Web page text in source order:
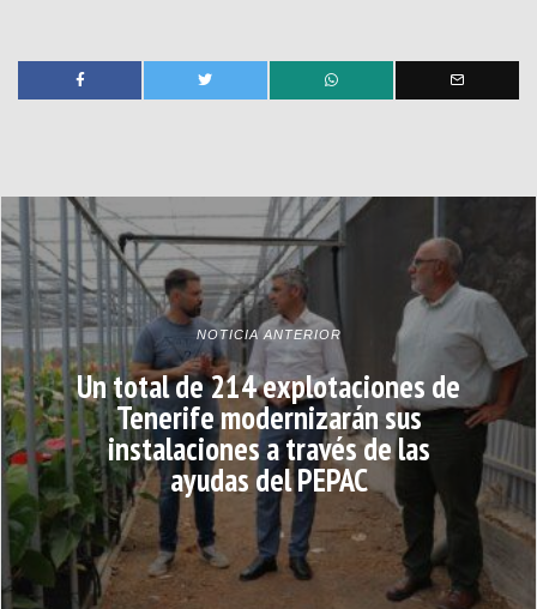
NOTICIA ANTERIOR
Un total de 214 explotaciones de
Tenerife modernizarán sus
instalaciones a través de las
ayudas del PEPAC